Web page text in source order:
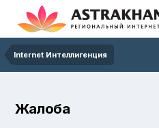
Internet Интеллигенция
Жалоба